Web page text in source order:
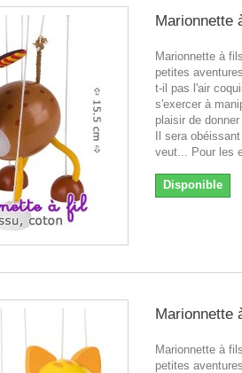
Marionnette
Marionnette à
petites
t-il pas l'air
s'exercer à
plaisir de
Il sera
veut... Pour les
Disponible
Marionnette
Marionnette à
petites